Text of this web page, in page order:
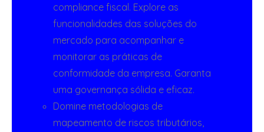
compliance fiscal. Explore as
funcionalidades das soluções do
mercado para acompanhar e
monitorar as práticas de
conformidade da empresa. Garanta
uma governança sólida e eficaz.
Domine metodologias de
mapeamento de riscos tributários,